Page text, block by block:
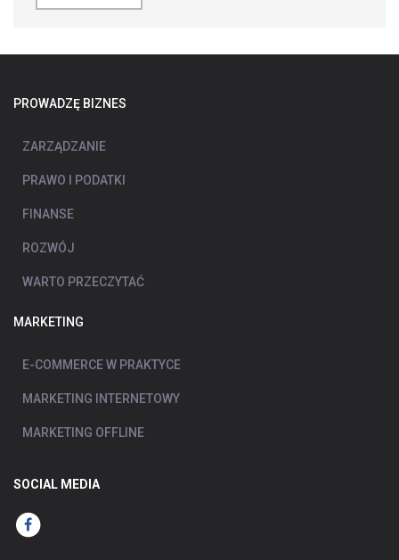
PROWADZĘ BIZNES
ZARZĄDZANIE
PRAWO I PODATKI
FINANSE
ROZWÓJ
WARTO PRZECZYTAĆ
MARKETING
E-COMMERCE W PRAKTYCE
MARKETING INTERNETOWY
MARKETING OFFLINE
SOCIAL MEDIA